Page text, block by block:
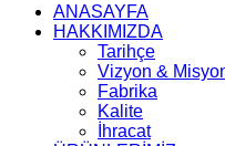
ANASAYFA
HAKKIMIZDA
Tarihçe
Vizyon &
Fabrika
Kalite
İhracat